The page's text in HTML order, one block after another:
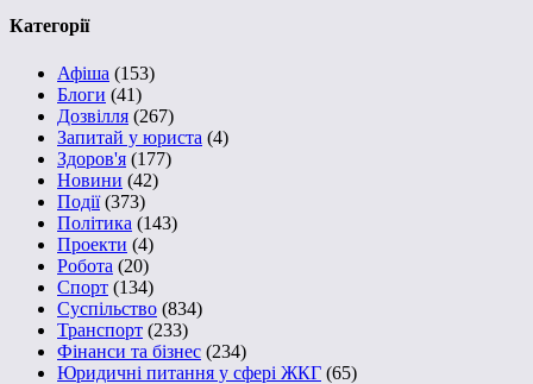
Категорії
Афіша (153)
Блоги (41)
Дозвілля (267)
Запитай у юриста (4)
Здоров'я (177)
Новини (42)
Події(373)
Політика (143)
Проекти (4)
Робота (20)
Спорт (134)
Суспільство (834)
Транспорт (233)
Фінанси та бізнес (234)
Юридичні питання у сфері ЖКГ (65)